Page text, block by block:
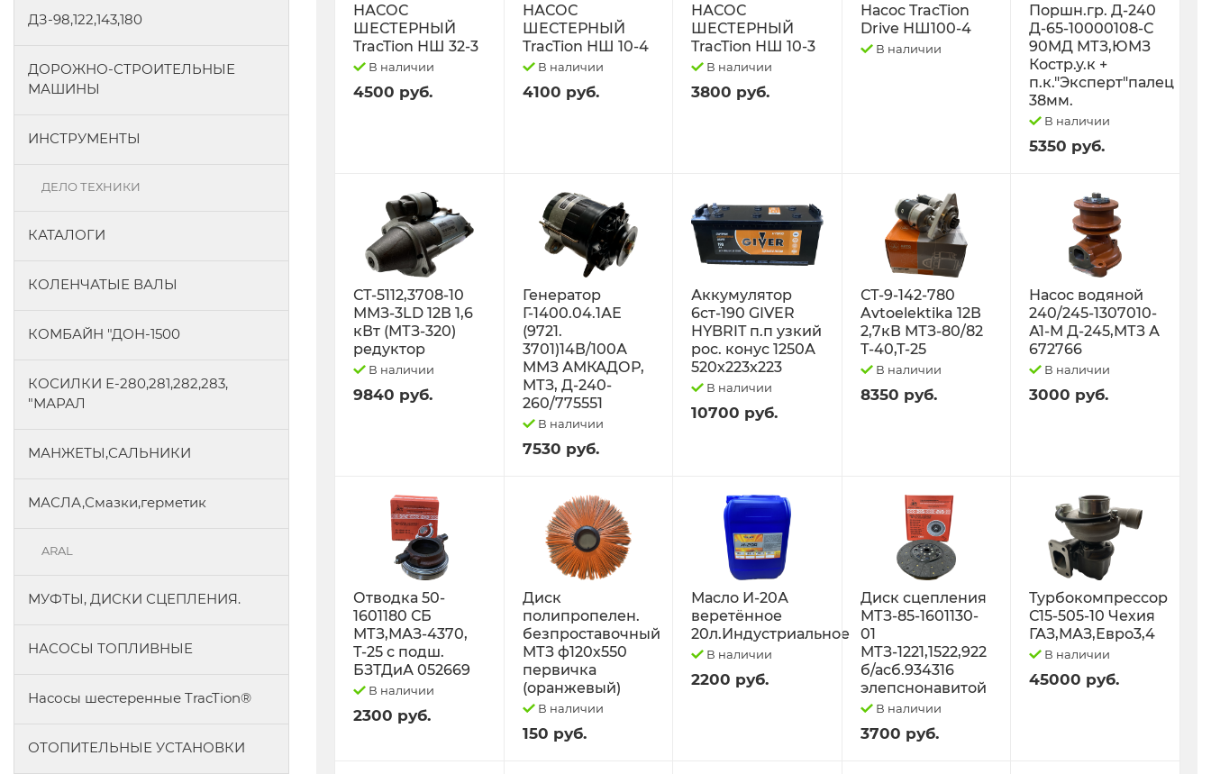
ДЗ-98,122,143,180
ДОРОЖНО-СТРОИТЕЛЬНЫЕ
МАШИНЫ
ИНСТРУМЕНТЫ
ДЕЛО ТЕХНИКИ
КАТАЛОГИ
КОЛЕНЧАТЫЕ ВАЛЫ
КОМБАЙН "ДОН-1500
КОСИЛКИ Е-280,281,282,283,
"МАРАЛ
МАНЖЕТЫ,САЛЬНИКИ
МАСЛА,Смазки,герметик
ARAL
МУФТЫ, ДИСКИ СЦЕПЛЕНИЯ.
НАСОСЫ ТОПЛИВНЫЕ
Насосы шестеренные TracTion®
ОТОПИТЕЛЬНЫЕ УСТАНОВКИ
НАСОС
ШЕСТЕРНЫЙ
TracTion НШ 32-3
В наличии
4500 руб.
НАСОС
ШЕСТЕРНЫЙ
TracTion НШ 10-4
В наличии
4100 руб.
НАСОС
ШЕСТЕРНЫЙ
TracTion НШ 10-3
В наличии
3800 руб.
Насос TracTion
Drive НШ100-4
В наличии
Поршн.гр. Д-240
Д-65-10000108-С
90МД МТЗ,ЮМЗ
Костр.у.к +
п.к."Эксперт"палец
38мм.
В наличии
5350 руб.
СТ-5112,3708-10
ММЗ-3LD 12В 1,6
кВт (МТЗ-320)
редуктор
В наличии
9840 руб.
Генератор
Г-1400.04.1АЕ
(9721.
3701)14В/100А
ММЗ АМКАДОР,
МТЗ, Д-240-
260/775551
В наличии
7530 руб.
Аккумулятор
6ст-190 GIVER
HYBRIT п.п узкий
рос. конус 1250А
520х223х223
В наличии
10700 руб.
СТ-9-142-780
Avtoelektika 12В
2,7кВ МТЗ-80/82
Т-40,Т-25
В наличии
8350 руб.
Насос водяной
240/245-1307010-
А1-М Д-245,МТЗ А
672766
В наличии
3000 руб.
Отводка 50-
1601180 СБ
МТЗ,МАЗ-4370,
Т-25 с подш.
БЗТДиА 052669
В наличии
2300 руб.
Диск
полипропелен.
безпроставочный
МТЗ ф120х550
первичка
(оранжевый)
В наличии
150 руб.
Масло И-20А
веретённое
20л.Индустриальное
В наличии
2200 руб.
Диск сцепления
МТЗ-85-1601130-
01
МТЗ-1221,1522,922
б/асб.934316
элепснонавитой
В наличии
3700 руб.
Турбокомпрессор
С15-505-10 Чехия
ГАЗ,МАЗ,Евро3,4
В наличии
45000 руб.